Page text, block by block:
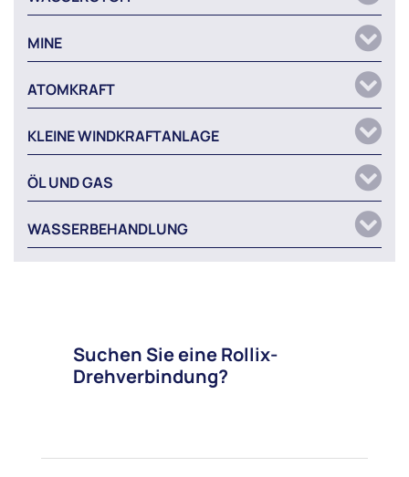
MINE
ATOMKRAFT
KLEINE WINDKRAFTANLAGE
ÖL UND GAS
WASSERBEHANDLUNG
Suchen Sie eine Rollix-
Drehverbindung?